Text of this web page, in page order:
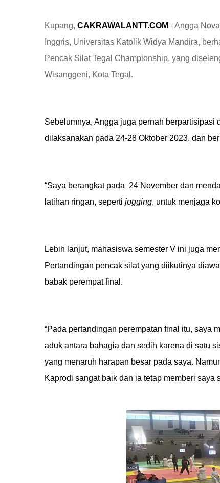
Kupang, CAKRAWALANTT.COM - Angga
Inggris, Universitas Katolik Widya Mandira,
Pencak Silat Tegal Championship, yang
Wisanggeni, Kota Tegal.
Sebelumnya, Angga juga pernah
dilaksanakan pada 24-28 Oktober 2023, dan
“Saya berangkat pada 24 November dan
latihan ringan, seperti jogging, untuk menjaga
Lebih lanjut, mahasiswa semester V ini juga
Pertandingan pencak silat yang diikutinya
babak perempat final.
“Pada pertandingan perempatan final itu, saya
aduk antara bahagia dan sedih karena di satu
yang menaruh harapan besar pada saya.
Kaprodi sangat baik dan ia tetap memberi saya